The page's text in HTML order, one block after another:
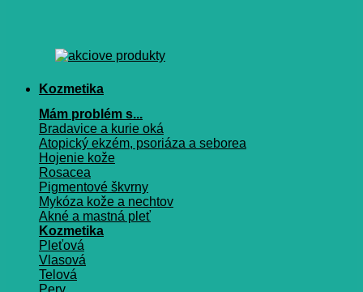
Kozmetika
Mám problém s...
Bradavice a kurie oká
Atopický ekzém, psoriáza a seborea
Hojenie kože
Rosacea
Pigmentové škvrny
Mykóza kože a nechtov
Akné a mastná pleť
Kozmetika
Pleťová
Vlasová
Telová
Pery